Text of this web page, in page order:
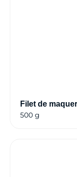
Filet de
500 g